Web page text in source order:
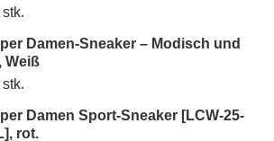
stk.
Damen-Sneaker – Modisch und
Weiß
stk.
Damen Sport-Sneaker [LCW-25-
rot.